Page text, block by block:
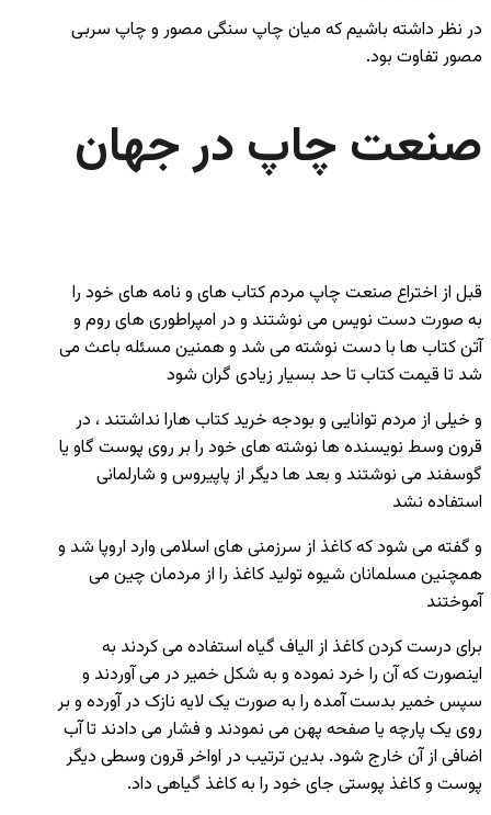
در نظر داشته باشیم که میان چاپ سنگی مصور و چاپ سربی
مصور تفاوت بود.
صنعت چاپ در جهان
قبل از اختراع صنعت چاپ مردم کتاب های و نامه های خود را
به صورت دست نویس می نوشتند و در امپراطوری های روم و
آتن کتاب ها با دست نوشته می شد و همنین مسئله باعث می
شد تا قیمت کتاب تا حد بسیار زیادی گران شود
و خیلی از مردم توانایی و بودجه خرید کتاب هارا نداشتند ، در
قرون وسط نویسنده ها نوشته های خود را بر روی پوست گاو یا
گوسفند می نوشتند و بعد ها دیگر از پاپیروس و شارلمانی
استفاده نشد
و گفته می شود که کاغذ از سرزمنی های اسلامی وارد اروپا شد و
همچنین مسلمانان شیوه تولید کاغذ را از مردمان چین می
آموختند
برای درست کردن کاغذ از الیاف گیاه استفاده می کردند به
اینصورت که آن را خرد نموده و به شکل خمیر در می آوردند و
سپس خمیر بدست آمده را به صورت یک لایه نازک در آورده و بر
روی یک پارچه یا صفحه پهن می نمودند و فشار می دادند تا آب
اضافی از آن خارج شود. بدین ترتیب در اواخر قرون وسطی دیگر
پوست و کاغذ پوستی جای خود را به کاغذ گیاهی داد.